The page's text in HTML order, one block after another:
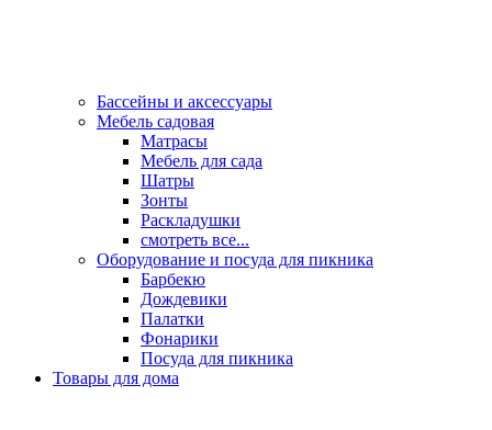
Бассейны и аксессуары
Мебель садовая
Матрасы
Мебель для сада
Шатры
Зонты
Раскладушки
смотреть все...
Оборудование и посуда для пикника
Барбекю
Дождевики
Палатки
Фонарики
Посуда для пикника
Товары для дома